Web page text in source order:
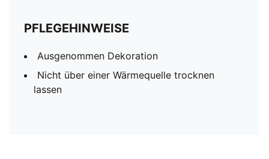
PFLEGEHINWEISE
Ausgenommen Dekoration
Nicht über einer Wärmequelle trocknen
lassen